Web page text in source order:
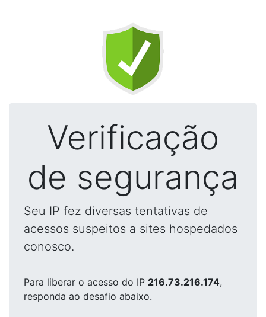
Verificação
de segurança
Seu IP fez diversas tentativas de
acessos suspeitos a sites hospedados
conosco.
Para liberar o acesso do IP 216.73.216.174,
responda ao desafio abaixo.